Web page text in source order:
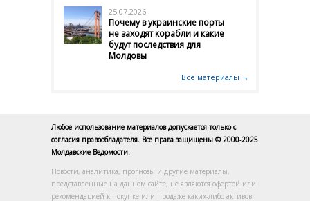
25.07.2026
Почему в украинские порты
не заходят корабли и какие
будут последствия для
Молдовы
Все материалы →
Любое использование материалов допускается только с
согласия правообладателя. Все права защищены © 2000-2025
Молдавские Ведомости.
Новости, аналитика, прогнозы и другие материалы,
представленные на данном сайте, не являются офертой или
рекомендацией к покупке или продаже каких-либо активов.